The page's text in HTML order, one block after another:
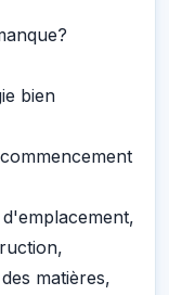
bien
matières,